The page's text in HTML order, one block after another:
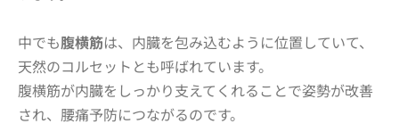
中でも腹横筋は、内臓を包み込むように位置していて、
天然のコルセットとも呼ばれています。
腹横筋が内臓をしっかり支えてくれることで姿勢が改善
され、腰痛予防につながるのです。